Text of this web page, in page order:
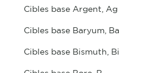
Cibles base Argent, Ag
Cibles base Baryum, Ba
Cibles base Bismuth, Bi